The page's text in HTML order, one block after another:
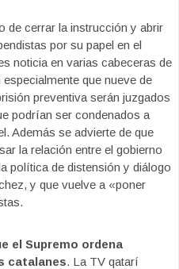
de cerrar la instrucción y abrir
por su papel en el
noticia en varias cabeceras de
que nueve de
preventiva serán juzgados
podrían ser condenados a
Además se advierte de que
la relación entre el gobierno
política de distensión y diálogo
y que vuelve a «poner
el Supremo ordena
catalanes. La TV qatarí